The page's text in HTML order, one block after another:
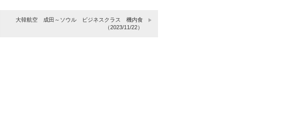
大韓航空 成田～ソウル ビジネスクラス 機内食
（2023/11/22）